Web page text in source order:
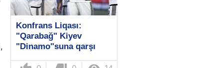
Konfrans Liqası:
"Qarabağ" Kiyev
"Dinamo"suna qarşı